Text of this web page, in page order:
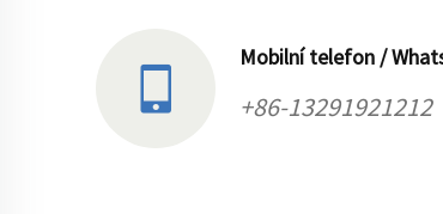
Mobilní telefon /
+86-13291921212